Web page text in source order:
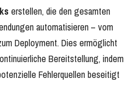
erstellen, die den gesamten
automatisieren – vom
Deployment. Dies ermöglicht
Bereitstellung, indem
Fehlerquellen beseitigt